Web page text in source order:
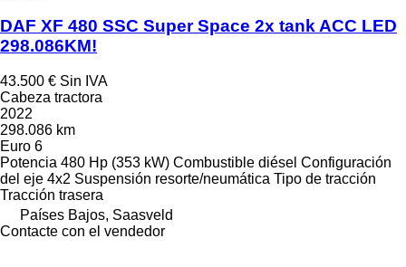
DAF XF 480 SSC Super Space 2x tank ACC LED
298.086KM!
43.500 € Sin IVA
Cabeza tractora
2022
298.086 km
Euro 6
Potencia 480 Hp (353 kW) Combustible diésel Configuración
del eje 4x2 Suspensión resorte/neumática Tipo de tracción
Tracción trasera
Países Bajos, Saasveld
Contacte con el vendedor